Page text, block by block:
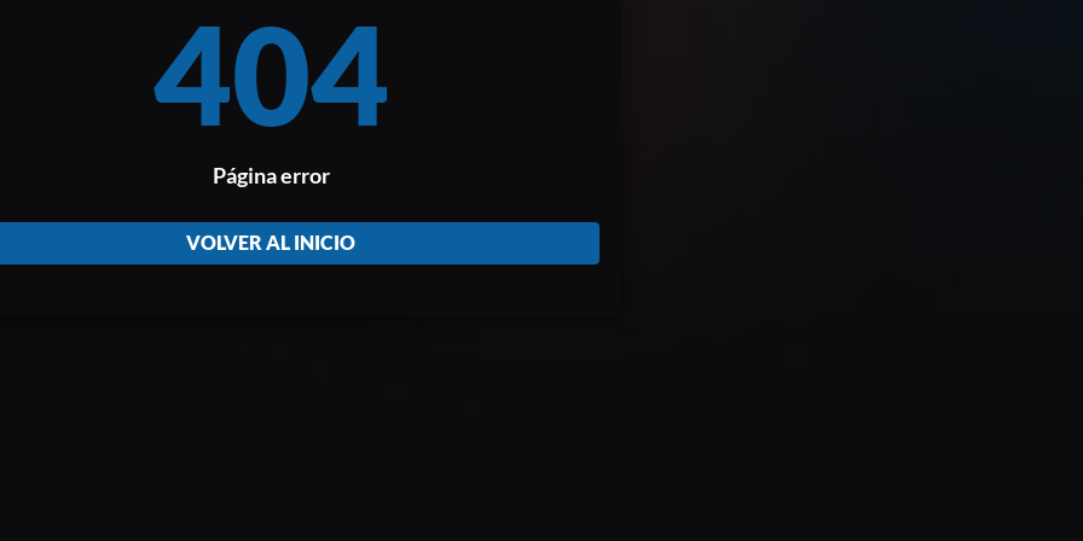
404
Página error
VOLVER AL INICIO